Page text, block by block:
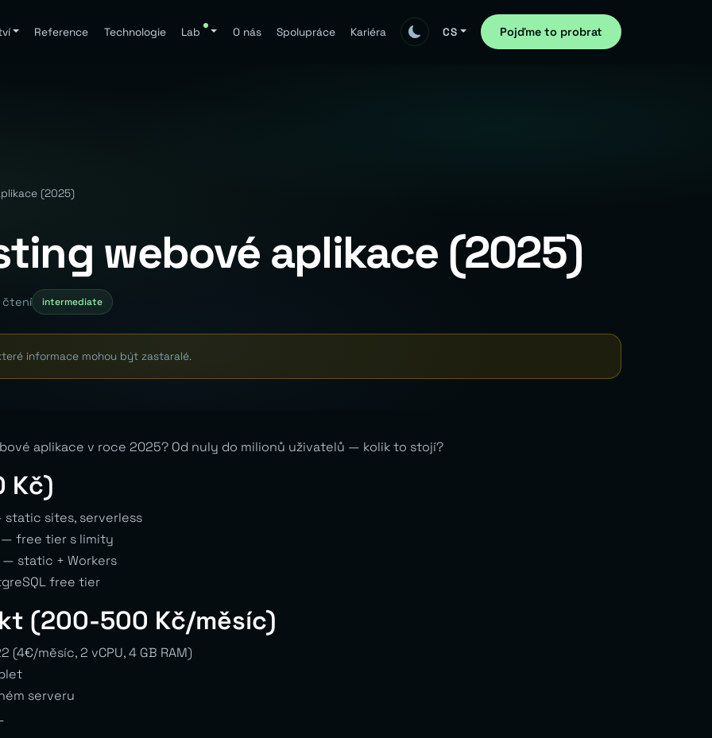
Reference Technologie Lab O nás Spolupráce Kariéra CS Pojďme to probrat
(2025)
webové aplikace (2025)
čtení intermediate
informace mohou být zastaralé.
aplikace v roce 2025? Od nuly do milionů uživatelů — kolik to stojí?
Kč)
sites, serverless
— free tier s limity
— static + Workers
free tier
(200-500 Kč/měsíc)
(4€/měsíc, 2 vCPU, 4 GB RAM)
serveru